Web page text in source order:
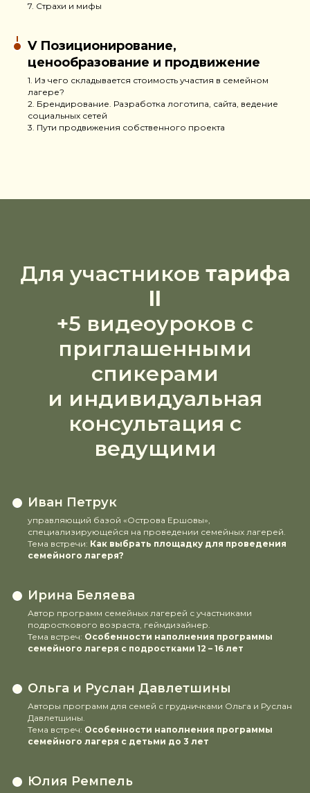
7. Страхи и мифы
V Позиционирование,
ценообразование и продвижение
1. Из чего складывается стоимость участия в семейном
лагере?
2. Брендирование. Разработка логотипа, сайта, ведение
социальных сетей
3. Пути продвижения собственного проекта
Для участников тарифа
II
+5 видеоуроков с
приглашенными
спикерами
и индивидуальная
консультация с
ведущими
Иван Петрук
управляющий базой «Острова Ершовы»,
специализирующейся на проведении семейных лагерей.
Тема встречи: Как выбрать площадку для проведения
семейного лагеря?
Ирина Беляева
Автор программ семейных лагерей с участниками
подросткового возраста, геймдизайнер.
Тема встреч: Особенности наполнения программы
семейного лагеря с подростками 12 – 16 лет
Ольга и Руслан Давлетшины
Авторы программ для семей с грудничками Ольга и Руслан
Давлетшины.
Тема встреч: Особенности наполнения программы
семейного лагеря с детьми до 3 лет
Юлия Ремпель